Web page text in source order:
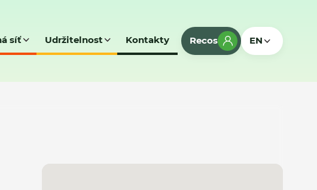
síť Udržitelnost Kontakty Recos EN